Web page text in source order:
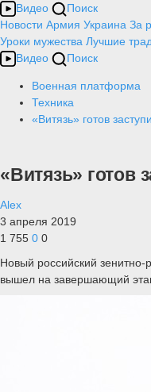
Видео
Поиск
Новости Армия Украина За
Уроки мужества Лучшие
Видео
Поиск
Военная платформа
Техника
«Витязь» готов
«Витязь» готов
Alex
3 апреля 2019
1 755 0 0
Новый российский
вышел на завершающий